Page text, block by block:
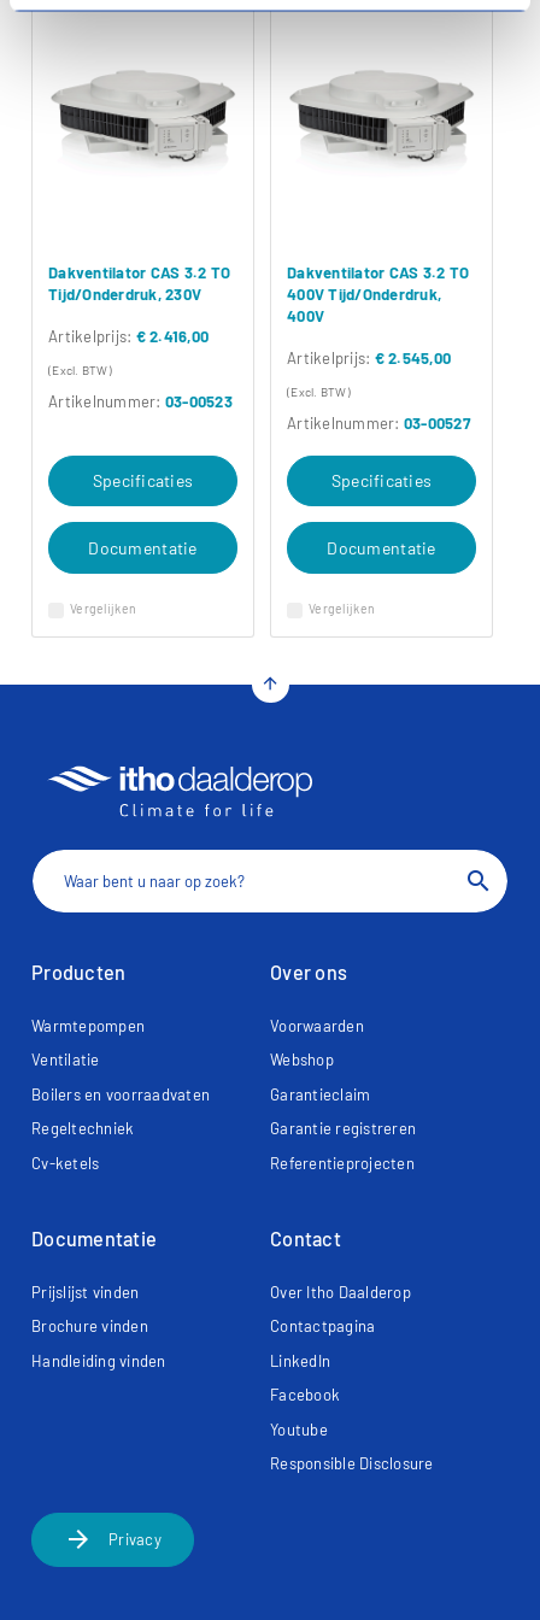
Vergelijken
Dakventilator CAS 3.2 TO
Tijd/Onderdruk, 230V
Artikelprijs: € 2.416,00
(Excl. BTW)
Artikelnummer: 03-00523
Specificaties
Documentatie
Vergelijken
Dakventilator CAS 3.2 TO
400V Tijd/Onderdruk,
400V
Artikelprijs: € 2.545,00
(Excl. BTW)
Artikelnummer: 03-00527
Specificaties
Documentatie
arrow_upward
search
Producten
Warmtepompen
Ventilatie
Boilers en voorraadvaten
Regeltechniek
Cv-ketels
Over ons
Voorwaarden
Webshop
Garantieclaim
Garantie registreren
Referentieprojecten
Documentatie
Prijslijst vinden
Brochure vinden
Handleiding vinden
Contact
Over Itho Daalderop
Contactpagina
LinkedIn
Facebook
Youtube
Responsible Disclosure
arrow_forward Privacy